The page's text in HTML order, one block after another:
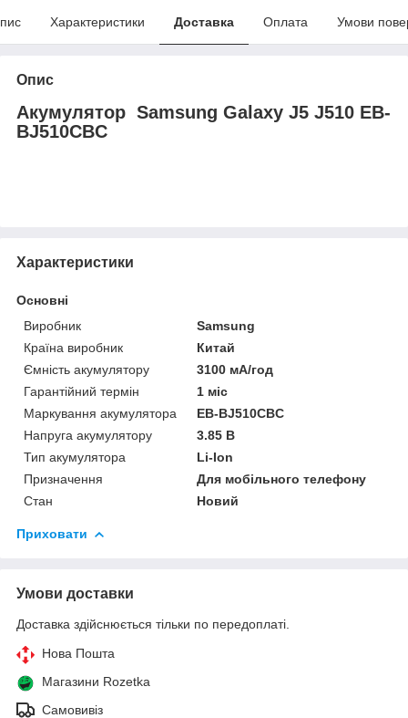
Характеристики Доставка Оплата Умови
Опис
Акумулятор Samsung Galaxy J5 J510 EB-
BJ510CBC
Характеристики
Основні
Виробник
Samsung
Країна виробник
Китай
Ємність акумулятору
3100 мА/год
Гарантійний термін
1 міс
Маркування акумулятора
EB-BJ510CBC
Напруга акумулятору
3.85 В
Тип акумулятора
Li-Ion
Призначення
Для мобільного телефону
Стан
Новий
Приховати
Умови доставки
Доставка здійснюється тільки по передоплаті.
Нова Пошта
Магазини Rozetka
Самовивіз